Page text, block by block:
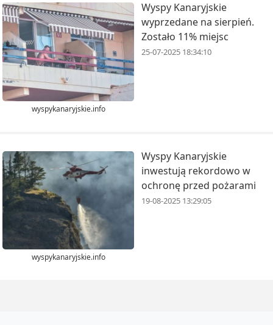
wyspykanaryjskie.info
Wyspy Kanaryjskie
wyprzedane na sierpień.
Zostało 11% miejsc
25-07-2025 18:34:10
wyspykanaryjskie.info
Wyspy Kanaryjskie
inwestują rekordowo w
ochronę przed pożarami
19-08-2025 13:29:05